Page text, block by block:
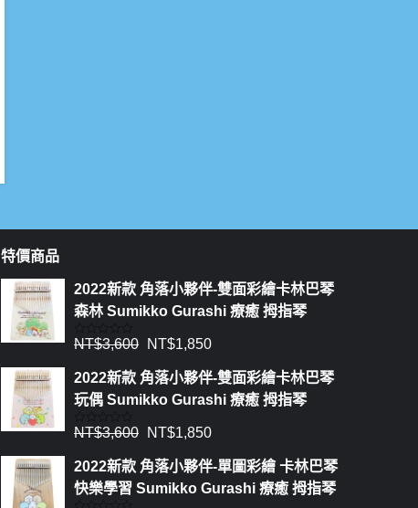
特價商品
2022新款 角落小夥伴-雙面彩繪卡林巴琴
森林 Sumikko Gurashi 療癒 拇指琴
評
滿
5
NT$3,600 NT$1,850
2022新款 角落小夥伴-雙面彩繪卡林巴琴
玩偶 Sumikko Gurashi 療癒 拇指琴
評
滿
5
NT$3,600 NT$1,850
2022新款 角落小夥伴-單圖彩繪 卡林巴琴
快樂學習 Sumikko Gurashi 療癒 拇指琴